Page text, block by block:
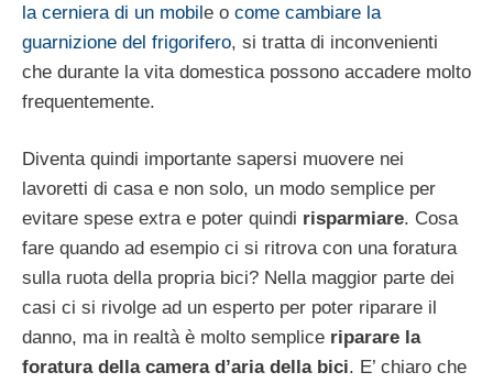
la cerniera di un mobile o come cambiare la
guarnizione del frigorifero, si tratta di inconvenienti
che durante la vita domestica possono accadere molto
frequentemente.
Diventa quindi importante sapersi muovere nei
lavoretti di casa e non solo, un modo semplice per
evitare spese extra e poter quindi risparmiare. Cosa
fare quando ad esempio ci si ritrova con una foratura
sulla ruota della propria bici? Nella maggior parte dei
casi ci si rivolge ad un esperto per poter riparare il
danno, ma in realtà è molto semplice riparare la
foratura della camera d’aria della bici. E’ chiaro che